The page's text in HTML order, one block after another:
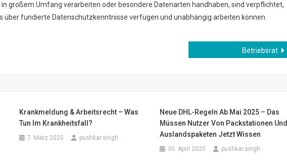
großem Umfang verarbeiten oder besondere Datenarten handhaben, sind verpflichtet,
über fundierte Datenschutzkenntnisse verfügen und unabhängig arbeiten können.
Betriebsrat
Krankmeldung & Arbeitsrecht – Was
Tun Im Krankheitsfall?
7. März 2025 pushkar.singh
Neue DHL-Regeln Ab Mai 2025 – Das
Müssen Nutzer Von Packstationen Und
Auslandspaketen Jetzt Wissen
30. April 2025 pushkar.singh